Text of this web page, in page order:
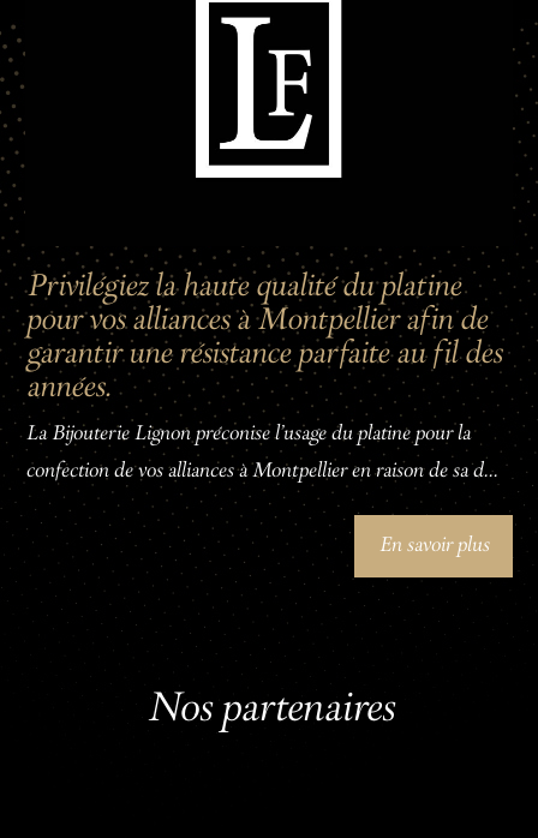
Privilégiez la haute qualité du platine
pour vos alliances à Montpellier afin de
garantir une résistance parfaite au fil des
années.
La Bijouterie Lignon préconise l'usage du platine pour la
confection de vos alliances à Montpellier en raison de sa d...
En savoir plus
Nos partenaires